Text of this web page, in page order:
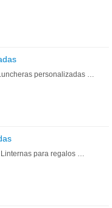
personalizadas …
para regalos …